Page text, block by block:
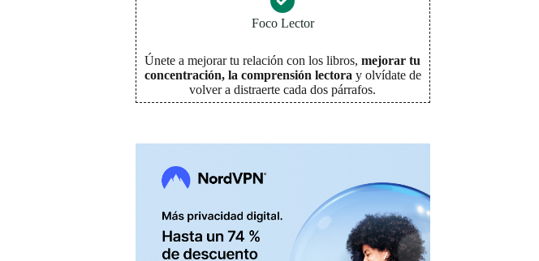
Foco Lector
Únete a mejorar tu relación con los libros,mejorar tu
concentración, la comprensión lectora y olvídate de
volver a distraerte cada dos párrafos.